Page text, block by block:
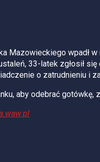
Mazowieckiego wpadł
33-latek zgłosił
o zatrudnieniu i
aby odebrać